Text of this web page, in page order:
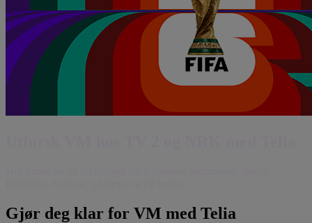
Gjør deg klar for VM med Telia